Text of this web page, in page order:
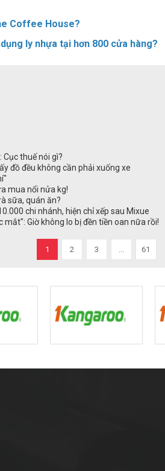
Coffee House?
ly nhựa tại hơn 800 cửa hàng?
thuế nói gì?
đồ đều không cần phải xuống xe
mua nổi nửa kg!
sữa, quán ăn?
chi nhánh, hiện chỉ xếp sau Mixue
Giờ không lo bị đền tiền oan nữa rồi!
1 2 3 61